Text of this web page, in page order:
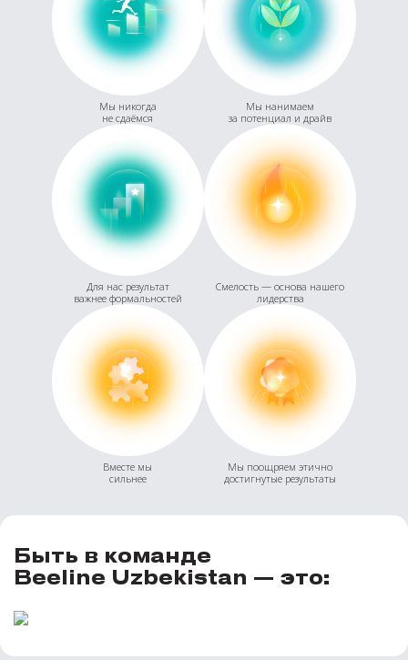
Мы никогда
не сдаёмся
Мы нанимаем
за потенциал и драйв
Для нас результат
важнее формальностей
Смелость — основа нашего
лидерства
Вместе мы
сильнее
Мы поощряем этично
достигнутые результаты
Быть в команде
Beeline Uzbekistan — это: